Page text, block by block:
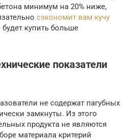
минимум на 20% ниже,
сэкономит вам кучу
купить больше
показатели
не содержат пагубных
замкнуты. Из этого
продукта не являются
материала критерий